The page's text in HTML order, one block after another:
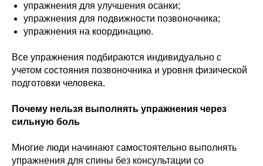
упражнения для улучшения осанки;
упражнения для подвижности позвоночника;
упражнения на координацию.
Все упражнения подбираются индивидуально с
учетом состояния позвоночника и уровня физической
подготовки человека.
Почему нельзя выполнять упражнения через
сильную боль
Многие люди начинают самостоятельно выполнять
упражнения для спины без консультации со